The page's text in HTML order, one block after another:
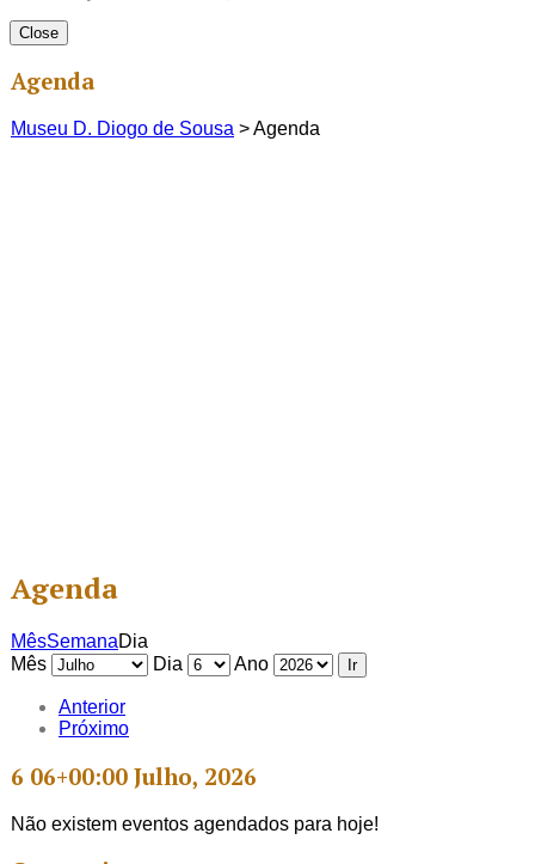
Close
Agenda
Museu D. Diogo de Sousa >Agenda
Agenda
MêsSemanaDia
Mês
Dia Ano
Anterior
Próximo
6 06+00:00 Julho, 2026
Não existem eventos agendados para hoje!